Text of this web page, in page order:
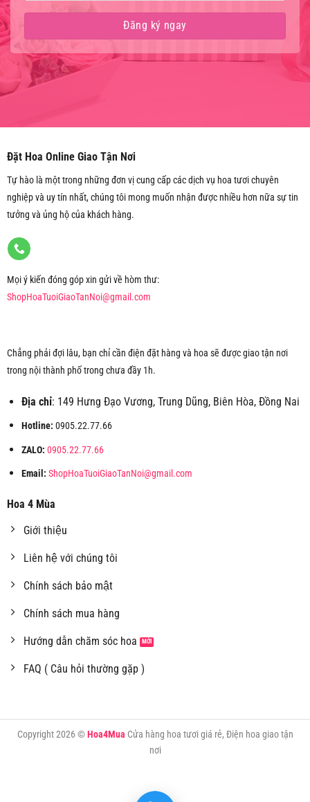
Đặt Hoa Online Giao Tận Nơi
Tự hào là một trong những đơn vị cung cấp các dịch vụ hoa tươi chuyên
nghiệp và uy tín nhất, chúng tôi mong muốn nhận được nhiều hơn nữa sự tin
tưởng và ủng hộ của khách hàng.
Mọi ý kiến đóng góp xin gửi về hòm thư:
ShopHoaTuoiGiaoTanNoi@gmail.com
Chẳng phải đợi lâu, bạn chỉ cần điện đặt hàng và hoa sẽ được giao tận nơi
trong nội thành phố trong chưa đầy 1h.
Địa chỉ: 149 Hưng Đạo Vương, Trung Dũng, Biên Hòa, Đồng Nai
Hotline: 0905.22.77.66
ZALO: 0905.22.77.66
Email: ShopHoaTuoiGiaoTanNoi@gmail.com
Hoa 4 Mùa
Giới thiệu
Liên hệ với chúng tôi
Chính sách bảo mật
Chính sách mua hàng
Hướng dẫn chăm sóc hoa
FAQ ( Câu hỏi thường gặp )
Copyright 2026 ©Hoa4Mua Cửa hàng hoa tươi giá rẻ, Điện hoa giao tận
nơi